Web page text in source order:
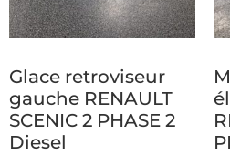
Glace retroviseur
gauche RENAULT
SCENIC 2 PHASE 2
Diesel